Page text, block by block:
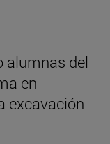
alumnas del
en
excavación